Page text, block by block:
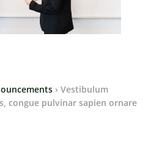
› Vestibulum
congue pulvinar sapien ornare